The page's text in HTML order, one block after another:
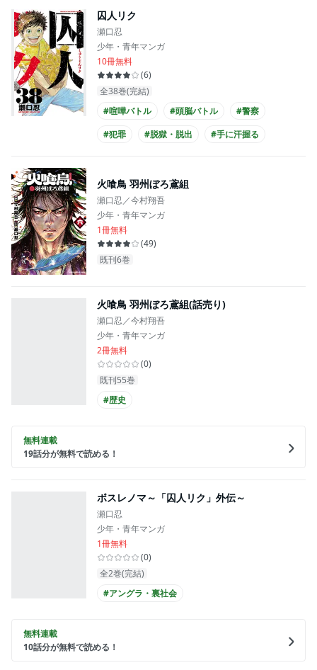
囚人リク
瀬口忍
少年・青年マンガ
10冊無料
(6)
全38巻(完結)
#喧嘩バトル
#頭脳バトル
#警察
#犯罪
#脱獄・脱出
#手に汗握る
火喰鳥 羽州ぼろ鳶組
瀬口忍／今村翔吾
少年・青年マンガ
1冊無料
(49)
既刊6巻
火喰鳥 羽州ぼろ鳶組(話売り)
瀬口忍／今村翔吾
少年・青年マンガ
2冊無料
(0)
既刊55巻
#歴史
無料連載
19話分が無料で読める！
ボスレノマ～「囚人リク」外伝～
瀬口忍
少年・青年マンガ
1冊無料
(0)
全2巻(完結)
#アングラ・裏社会
無料連載
10話分が無料で読める！